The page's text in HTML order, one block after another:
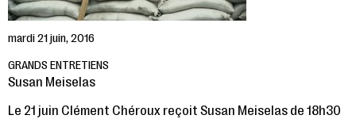
mardi 21 juin, 2016
GRANDS ENTRETIENS
Susan Meiselas
Le 21 juin Clément Chéroux reçoit Susan Meiselas de 18h30